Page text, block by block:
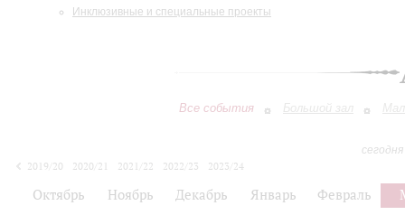
Инклюзивные и специальные проекты
Все события Большой зал
2019/20
2020/21 2021/22 2022/23
2023/24
Октябрь Ноябрь Декабрь Январь Февраль